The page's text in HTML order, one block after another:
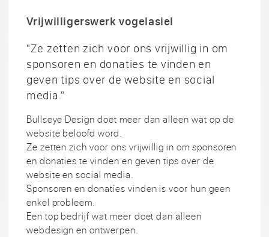
Vrijwilligerswerk vogelasiel
"Ze zetten zich voor ons vrijwillig in om
sponsoren en donaties te vinden en
geven tips over de website en social
media."
Bullseye Design doet meer dan alleen wat op de
website beloofd word.
Ze zetten zich voor ons vrijwillig in om sponsoren
en donaties te vinden en geven tips over de
website en social media.
Sponsoren en donaties vinden is voor hun geen
enkel probleem.
Een top bedrijf wat meer doet dan alleen
webdesign en ontwerpen.